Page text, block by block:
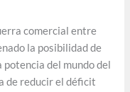
comercial entre
la posibilidad de
del mundo del
de reducir el déficit